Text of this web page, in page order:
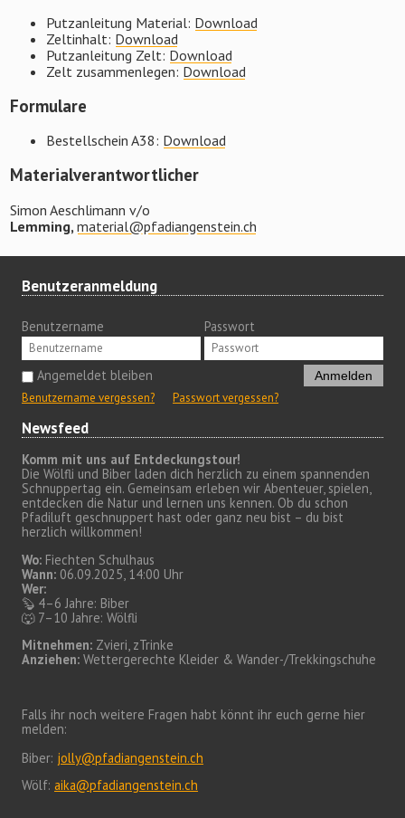
Putzanleitung Material: Download
Zeltinhalt: Download
Putzanleitung Zelt: Download
Zelt zusammenlegen: Download
Formulare
Bestellschein A38: Download
Materialverantwortlicher
Simon Aeschlimann v/o
Lemming,material@pfadiangenstein.ch
Benutzeranmeldung
Benutzername Passwort
Angemeldet bleiben Anmelden
Benutzername vergessen? Passwort vergessen?
Newsfeed
Komm mit uns auf Entdeckungstour!
Die Wölfli und Biber laden dich herzlich zu einem spannenden
Schnuppertag ein. Gemeinsam erleben wir Abenteuer, spielen,
entdecken die Natur und lernen uns kennen. Ob du schon
Pfadiluft geschnuppert hast oder ganz neu bist – du bist
herzlich willkommen!
Wo: Fiechten Schulhaus
Wann: 06.09.2025, 14:00 Uhr
Wer:
🦫 4–6 Jahre: Biber
🐺 7–10 Jahre: Wölfli
Mitnehmen: Zvieri, zTrinke
Anziehen: Wettergerechte Kleider & Wander-/Trekkingschuhe
Falls ihr noch weitere Fragen habt könnt ihr euch gerne hier
melden:
Biber: jolly@pfadiangenstein.ch
Wölf: aika@pfadiangenstein.ch